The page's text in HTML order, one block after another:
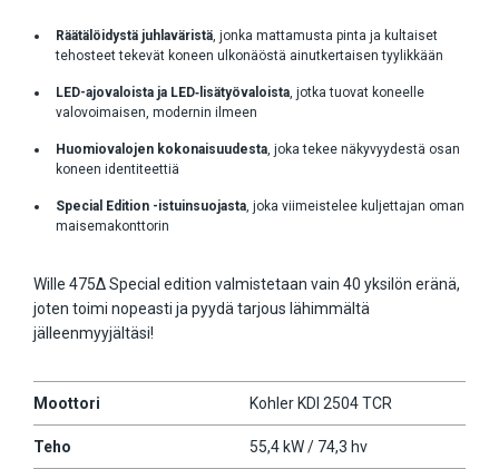
Räätälöidystä juhlaväristä, jonka mattamusta pinta ja kultaiset
tehosteet tekevät koneen ulkonäöstä ainutkertaisen tyylikkään
LED-ajovaloista ja LED‑lisätyövaloista, jotka tuovat koneelle
valovoimaisen, modernin ilmeen
Huomiovalojen kokonaisuudesta, joka tekee näkyvyydestä osan
koneen identiteettiä
Special Edition -istuinsuojasta, joka viimeistelee kuljettajan oman
maisemakonttorin
Wille 475Δ Special edition valmistetaan vain 40 yksilön eränä,
joten toimi nopeasti ja pyydä tarjous lähimmältä
jälleenmyyjältäsi!
Moottori Kohler KDI 2504 TCR
Teho 55,4 kW / 74,3 hv